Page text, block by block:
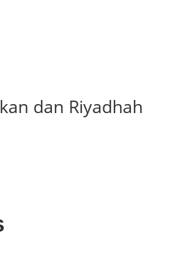
dan Riyadhah